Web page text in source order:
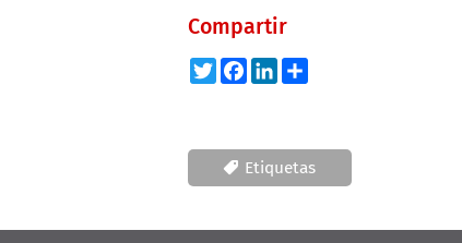
Compartir
TwitterFacebook
LinkedIn
Etiquetas